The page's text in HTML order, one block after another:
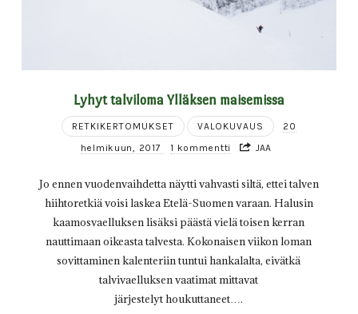
Lyhyt talviloma Ylläksen maisemissa
RETKIKERTOMUKSET VALOKUVAUS
20
helmikuun, 2017
1 kommentti JAA
Jo ennen vuodenvaihdetta näytti vahvasti siltä, ettei talven
hiihtoretkiä voisi laskea Etelä-Suomen varaan. Halusin
kaamosvaelluksen lisäksi päästä vielä toisen kerran
nauttimaan oikeasta talvesta. Kokonaisen viikon loman
sovittaminen kalenteriin tuntui hankalalta, eivätkä
talvivaelluksen vaatimat mittavat
järjestelyt houkuttaneet….